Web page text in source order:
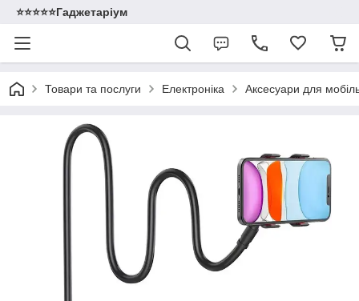
⭐️⭐️⭐️⭐️⭐️Гаджетаріум
Товари та послуги Електроніка Аксесуари для